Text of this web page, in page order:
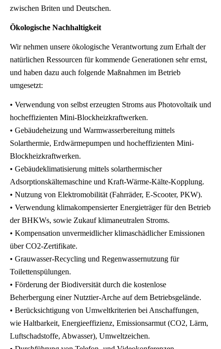
zwischen Briten und Deutschen.
Ökologische Nachhaltigkeit
Wir nehmen unsere ökologische Verantwortung zum Erhalt der
natürlichen Ressourcen für kommende Generationen sehr ernst,
und haben dazu auch folgende Maßnahmen im Betrieb
umgesetzt:
• Verwendung von selbst erzeugten Stroms aus Photovoltaik und
hocheffizienten Mini-Blockheizkraftwerken.
• Gebäudeheizung und Warmwasserbereitung mittels
Solarthermie, Erdwärmepumpen und hocheffizienten Mini-
Blockheizkraftwerken.
• Gebäudeklimatisierung mittels solarthermischer
Adsorptionskältemaschine und Kraft-Wärme-Kälte-Kopplung.
• Nutzung von Elektromobilität (Fahrräder, E-Scooter, PKW).
• Verwendung klimakompensierter Energieträger für den Betrieb
der BHKWs, sowie Zukauf klimaneutralen Stroms.
• Kompensation unvermeidlicher klimaschädlicher Emissionen
über CO2-Zertifikate.
• Grauwasser-Recycling und Regenwassernutzung für
Toilettenspülungen.
• Förderung der Biodiversität durch die kostenlose
Beherbergung einer Nutztier-Arche auf dem Betriebsgelände.
• Berücksichtigung von Umweltkriterien bei Anschaffungen,
wie Haltbarkeit, Energieeffizienz, Emissionsarmut (CO2, Lärm,
Luftschadstoffe, Abwasser), Umweltzeichen.